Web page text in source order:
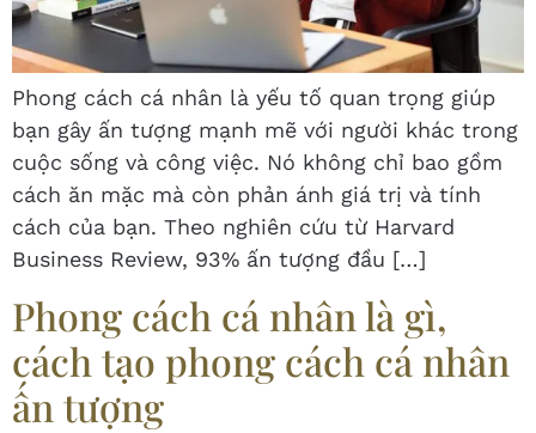
Phong cách cá nhân là yếu tố quan trọng giúp
bạn gây ấn tượng mạnh mẽ với người khác trong
cuộc sống và công việc. Nó không chỉ bao gồm
cách ăn mặc mà còn phản ánh giá trị và tính
cách của bạn. Theo nghiên cứu từ Harvard
Business Review, 93% ấn tượng đầu […]
Phong cách cá nhân là gì,
cách tạo phong cách cá nhân
ấn tượng